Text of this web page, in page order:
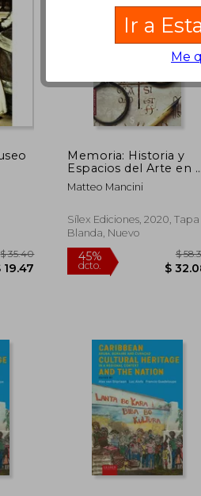
$ 38.83 45%
dcto.
Memoria: Historia y
Espacios del Arte en el
Tiempo de los
Habsburgo a Través
Inventarios
Matteo Mancini
Sílex Ediciones, 2020, Tapa
Blanda, Nuevo
45%
Ir a
Me